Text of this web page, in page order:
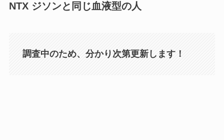
NTX ジソンと同じ血液型の人
調査中のため、分かり次第更新します！